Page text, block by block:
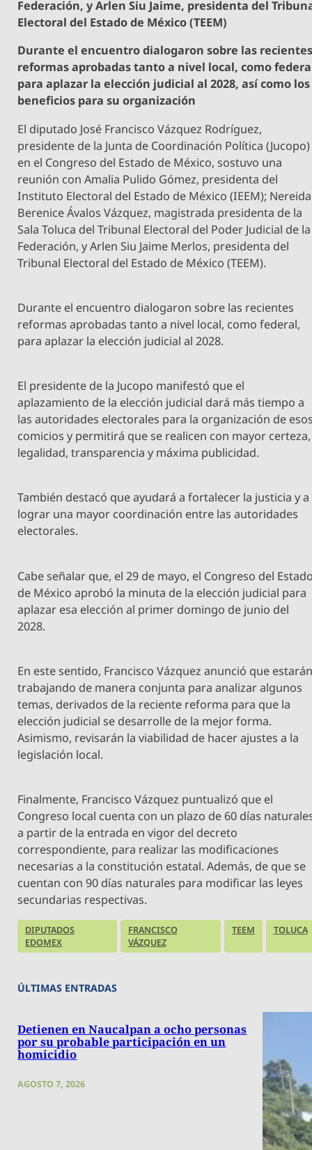
Federación, y Arlen Siu Jaime, presidenta del
Electoral del Estado de México (TEEM)
Durante el encuentro dialogaron sobre las
reformas aprobadas tanto a nivel local, como
para aplazar la elección judicial al 2028, así como los
beneficios para su organización
El diputado José Francisco Vázquez Rodríguez,
presidente de la Junta de Coordinación Política (Jucopo)
en el Congreso del Estado de México, sostuvo una
reunión con Amalia Pulido Gómez, presidenta del
Instituto Electoral del Estado de México (IEEM); Nereida
Berenice Ávalos Vázquez, magistrada presidenta de la
Sala Toluca del Tribunal Electoral del Poder Judicial de la
Federación, y Arlen Siu Jaime Merlos, presidenta del
Tribunal Electoral del Estado de México (TEEM).
Durante el encuentro dialogaron sobre las recientes
reformas aprobadas tanto a nivel local, como federal,
para aplazar la elección judicial al 2028.
El presidente de la Jucopo manifestó que el
aplazamiento de la elección judicial dará más tiempo a
las autoridades electorales para la organización de
comicios y permitirá que se realicen con mayor certeza,
legalidad, transparencia y máxima publicidad.
También destacó que ayudará a fortalecer la justicia y a
lograr una mayor coordinación entre las autoridades
electorales.
Cabe señalar que, el 29 de mayo, el Congreso del
de México aprobó la minuta de la elección judicial para
aplazar esa elección al primer domingo de junio del
2028.
En este sentido, Francisco Vázquez anunció que
trabajando de manera conjunta para analizar algunos
temas, derivados de la reciente reforma para que la
elección judicial se desarrolle de la mejor forma.
Asimismo, revisarán la viabilidad de hacer ajustes a la
legislación local.
Finalmente, Francisco Vázquez puntualizó que el
Congreso local cuenta con un plazo de 60 días
a partir de la entrada en vigor del decreto
correspondiente, para realizar las modificaciones
necesarias a la constitución estatal. Además, de que se
cuentan con 90 días naturales para modificar las leyes
secundarias respectivas.
DIPUTADOS
EDOMEX
FRANCISCO
VÁZQUEZ
TEEM TOLUCA
ÚLTIMAS ENTRADAS
Detienen en Naucalpan a ocho personas
por su probable participación en un
homicidio
AGOSTO 7, 2026